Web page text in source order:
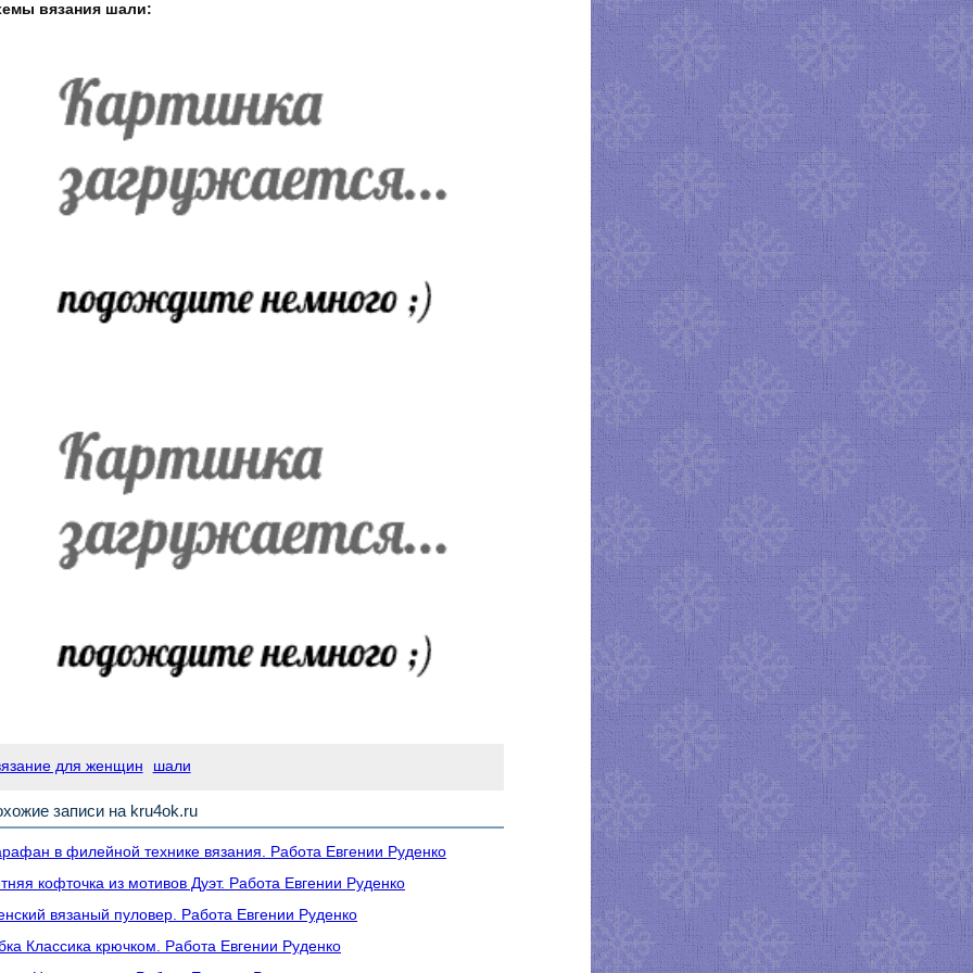
вязания шали:
для женщин шали
записи на kru4ok.ru
в филейной технике вязания. Работа Евгении Руденко
кофточка из мотивов Дуэт. Работа Евгении Руденко
вязаный пуловер. Работа Евгении Руденко
Классика крючком. Работа Евгении Руденко